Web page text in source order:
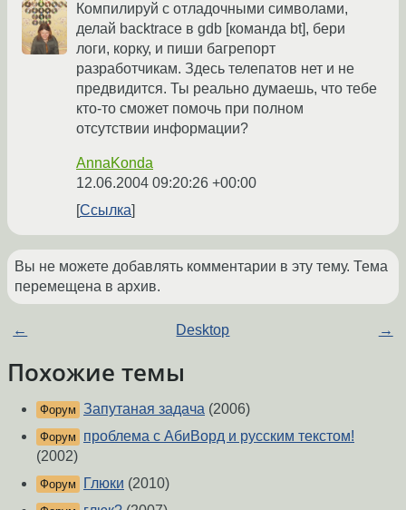
Компилируй с отладочными символами,
делай backtrace в gdb [команда bt], бери
логи, корку, и пиши багрепорт
разработчикам. Здесь телепатов нет и не
предвидится. Ты реально думаешь, что тебе
кто-то сможет помочь при полном
отсутствии информации?
AnnaKonda
12.06.2004 09:20:26 +00:00
Ссылка
Вы не можете добавлять комментарии в эту тему. Тема
перемещена в архив.
← Desktop →
Похожие темы
Форум Запутаная задача (2006)
Форум
проблема с АбиВорд и русским текстом!
(2002)
Форум Глюки (2010)